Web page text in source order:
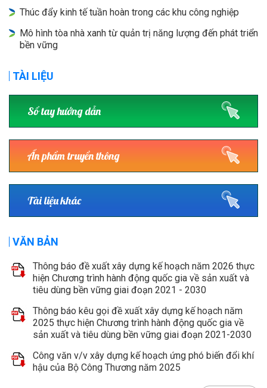
Thúc đẩy kinh tế tuần hoàn trong các khu công nghiệp
Mô hình tòa nhà xanh từ quản trị năng lượng đến phát triển
bền vững
TÀI LIỆU
Sổ tay hướng dẫn
Ấn phẩm truyền thông
Tài liệu khác
VĂN BẢN
Thông báo đề xuất xây dựng kế hoạch năm 2026 thực
hiện Chương trình hành động quốc gia về sản xuất và
tiêu dùng bền vững giai đoạn 2021 - 2030
Thông báo kêu gọi đề xuất xây dựng kế hoạch năm
2025 thực hiện Chương trình hành động quốc gia về
sản xuất và tiêu dùng bền vững giai đoạn 2021-2030
Công văn v/v xây dựng kế hoạch ứng phó biến đổi khí
hậu của Bộ Công Thương năm 2025